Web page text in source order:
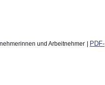
und Arbeitnehmer |
PDF-